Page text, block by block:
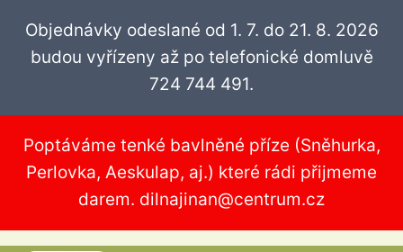
obsah
Objednávky odeslané od 1. 7. do 21. 8. 2026
budou vyřízeny až po telefonické domluvě
724 744 491.
Poptáváme tenké bavlněné příze (Sněhurka,
Perlovka, Aeskulap, aj.) které rádi přijmeme
darem. dilnajinan@centrum.cz